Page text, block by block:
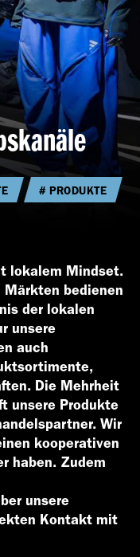
PRODUKTE
lokalem Mindset.
Märkten bedienen
der lokalen
unsere
auch
Die Mehrheit
unsere Produkte
Wir
kooperativen
haben. Zudem
unsere
Kontakt mit